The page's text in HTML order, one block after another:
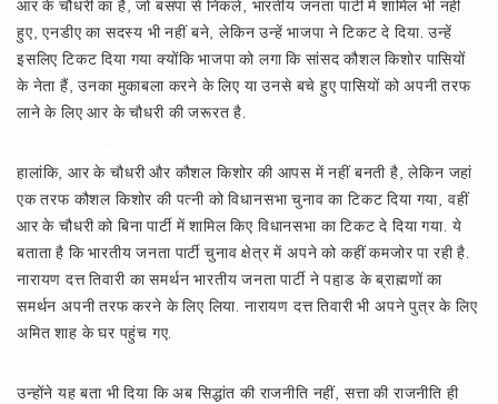
आर के चौधरी का है, जो बसपा से निकले, भारतीय जनता पार्टी में शामिल भी नहीं
हुए, एनडीए का सदस्य भी नहीं बने, लेकिन उन्हें भाजपा ने टिकट दे दिया. उन्हें
इसलिए टिकट दिया गया क्योंकि भाजपा को लगा कि सांसद कौशल किशोर पासियों
के नेता हैं, उनका मुकाबला करने के लिए या उनसे बचे हुए पासियों को अपनी तरफ
लाने के लिए आर के चौधरी की जरूरत है.
हालांकि, आर के चौधरी और कौशल किशोर की आपस में नहीं बनती है, लेकिन जहां
एक तरफ कौशल किशोर की पत्नी को विधानसभा चुनाव का टिकट दिया गया, वहीं
आर के चौधरी को बिना पार्टी में शामिल किए विधानसभा का टिकट दे दिया गया. ये
बताता है कि भारतीय जनता पार्टी चुनाव क्षेत्र में अपने को कहीं कमजोर पा रही है.
नारायण दत्त तिवारी का समर्थन भारतीय जनता पार्टी ने पहा़ड के ब्राह्मणों का
समर्थन अपनी तरफ करने के लिए लिया. नारायण दत्त तिवारी भी अपने पुत्र के लिए
अमित शाह के घर पहुंच गए.
उन्होंने यह बता भी दिया कि अब सिद्धांत की राजनीति नहीं, सत्ता की राजनीति ही